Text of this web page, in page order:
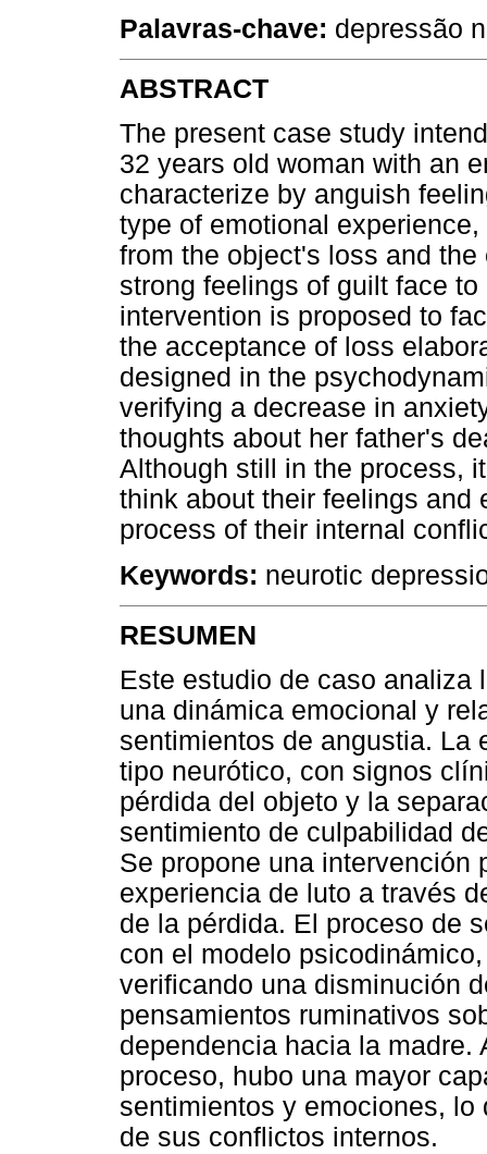
Palavras-chave: depressão
ABSTRACT
The present case study
32 years old woman with an
characterize by anguish
type of emotional
from the object's loss and
strong feelings of guilt face
intervention is proposed to
the acceptance of loss
designed in the
verifying a decrease in
thoughts about her father's
Although still in the process,
think about their feelings and
process of their internal
Keywords: neurotic
RESUMEN
Este estudio de caso analiza
una dinámica emocional y
sentimientos de angustia. La
tipo neurótico, con signos
pérdida del objeto y la
sentimiento de culpabilidad
Se propone una intervención
experiencia de luto a través
de la pérdida. El proceso de
con el modelo
verificando una disminución
pensamientos ruminativos
dependencia hacia la madre.
proceso, hubo una mayor
sentimientos y emociones,
de sus conflictos internos.